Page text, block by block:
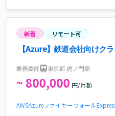
新着 リモート可
【Azure】鉄道会社向けク
業務委託 東京都 虎ノ門駅
~ 800,000 円/月額
AWSAzureファイヤーウォール